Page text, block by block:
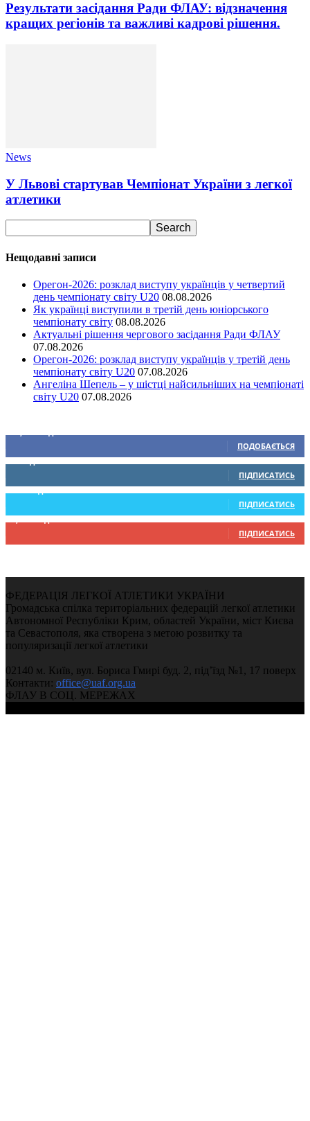
Результати засідання Ради ФЛАУ: відзначення
кращих регіонів та важливі кадрові рішення.
News
У Львові стартував Чемпіонат України з легкої
атлетики
Нещодавні записи
Орегон-2026: розклад виступу українців у четвертий
день чемпіонату світу U20 08.08.2026
Як українці виступили в третій день юніорського
чемпіонату світу 08.08.2026
Актуальні рішення чергового засідання Ради ФЛАУ
07.08.2026
Орегон-2026: розклад виступу українців у третій день
чемпіонату світу U20 07.08.2026
Ангеліна Шепель – у шістці найсильніших на чемпіонаті
світу U20 07.08.2026
ПОДОБАЄТЬСЯ
0 Підписників
ПІДПИСАТИСЬ
234 Підписників
ПІДПИСАТИСЬ
9,370 Підписників
ПІДПИСАТИСЬ
ФЕДЕРАЦІЯ ЛЕГКОЇ АТЛЕТИКИ УКРАЇНИ
Громадська спілка територіальних федерацій легкої атлетики
Автономної Республіки Крим, областей України, міст Києва
та Севастополя, яка створена з метою розвитку та
популяризації легкої атлетики
02140 м. Київ, вул. Бориса Гмирі буд. 2, під’їзд №1, 17 поверх
Контакти: office@uaf.org.ua
ФЛАУ В СОЦ. МЕРЕЖАХ